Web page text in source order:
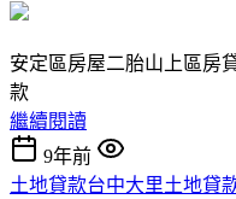
安定區房屋二胎山上區房
款
繼續閱讀
9年前
土地貸款台中大里土地貸